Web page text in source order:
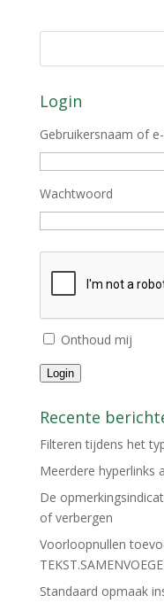
Login
Gebruikersnaam of
Wachtwoord
Onthoud mij
Login
Recente
Filteren tijdens het
Meerdere hyperlinks
De
of verbergen
Voorloopnullen
Standaard opmaak